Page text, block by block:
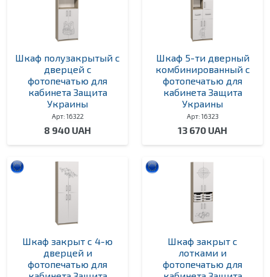
Шкаф полузакрытый с
дверцей с
фотопечатью для
кабинета Защита
Украины
Арт: 16322
8 940 UAH
Шкаф 5-ти дверный
комбинированный с
фотопечатью для
кабинета Защита
Украины
Арт: 16323
13 670 UAH
Шкаф закрыт с 4-ю
дверцей и
фотопечатью для
Шкаф закрыт с
лотками и
фотопечатью для